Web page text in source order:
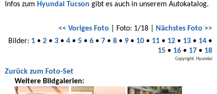
Infos zum Hyundai Tucson gibt es auch in unserem Autokatalog.
<< Voriges Foto | Foto: 1/18 | Nächstes Foto >>
Bilder: 1• 2• 3• 4• 5• 6• 7• 8• 9• 10• 11• 12• 13• 14•
15• 16• 17• 18
Copyright: Hyundai
Zurück zum Foto-Set
Weitere Bildgalerien: